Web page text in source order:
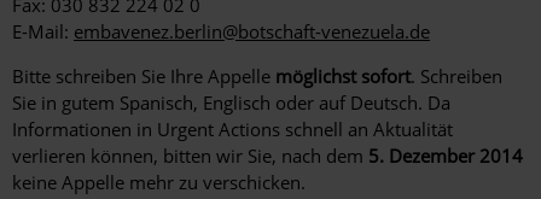
Fax: 030 832 224 02 0
E-Mail: embavenez.berlin@botschaft-venezuela.de
Bitte schreiben Sie Ihre Appelle möglichst sofort. Schreiben
Sie in gutem Spanisch, Englisch oder auf Deutsch. Da
Informationen in Urgent Actions schnell an Aktualität
verlieren können, bitten wir Sie, nach dem 5. Dezember 2014
keine Appelle mehr zu verschicken.